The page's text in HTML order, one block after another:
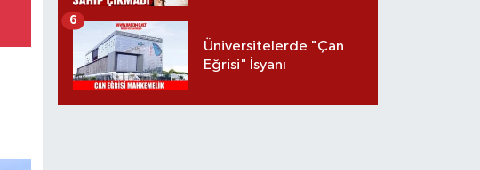
Üniversitelerde "Çan
Eğrisi" İsyanı
6